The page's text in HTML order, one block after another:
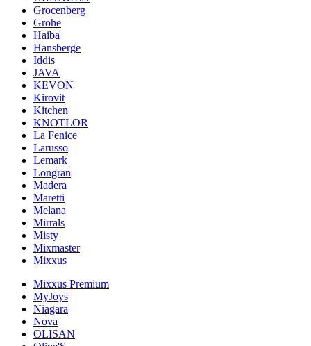
Grocenberg
Grohe
Haiba
Hansberge
Iddis
JAVA
KEVON
Kirovit
Kitchen
KNOTLOR
La Fenice
Larusso
Lemark
Longran
Madera
Maretti
Melana
Mirrals
Misty
Mixmaster
Mixxus
Mixxus Premium
MyJoys
Niagara
Nova
OLISAN